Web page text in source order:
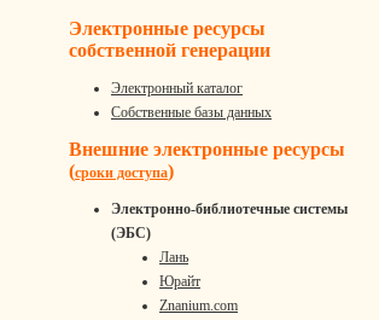
Электронные ресурсы
собственной генерации
Электронный каталог
Собственные базы данных
Внешние электронные ресурсы
(сроки доступа)
Электронно-библиотечные системы
(ЭБС)
Лань
Юрайт
Znanium.com